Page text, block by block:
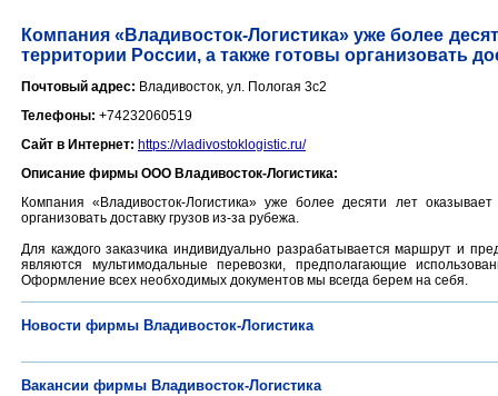
Компания «Владивосток-Логистика» уже более
территории России, а также готовы организовать
Почтовый адрес: Владивосток, ул. Пологая 3с2
Телефоны: +74232060519
Сайт в Интернет: https://vladivostoklogistic.ru/
Описание фирмы ООО Владивосток-Логистика:
Компания «Владивосток-Логистика» уже более десяти лет
организовать доставку грузов из-за рубежа.
Для каждого заказчика индивидуально разрабатывается маршрут и
являются мультимодальные перевозки, предполагающие
Оформление всех необходимых документов мы всегда берем на себя.
Новости фирмы Владивосток-Логистика
Вакансии фирмы Владивосток-Логистика